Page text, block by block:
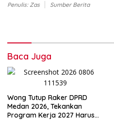
Penulis: Zas Sumber Berita
Baca Juga
Wong Tutup Raker DPRD
Medan 2026, Tekankan
Program Kerja 2027 Harus